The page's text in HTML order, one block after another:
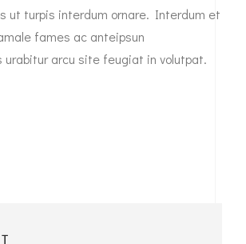
ut turpis interdum ornare. Interdum et
fames ac anteipsun
urabitur arcu site feugiat in volutpat.